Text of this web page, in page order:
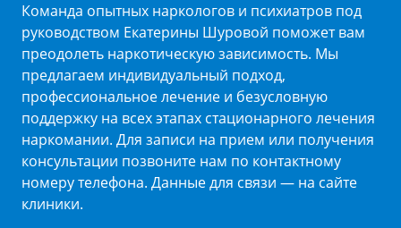
Команда опытных наркологов и психиатров под
руководством Екатерины Шуровой поможет вам
преодолеть наркотическую зависимость. Мы
предлагаем индивидуальный подход,
профессиональное лечение и безусловную
поддержку на всех этапах стационарного лечения
наркомании. Для записи на прием или получения
консультации позвоните нам по контактному
номеру телефона. Данные для связи — на сайте
клиники.